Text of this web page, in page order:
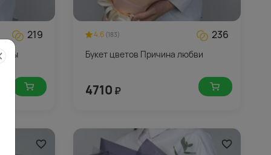
219 4.6 (183) 236
Букет цветов Причина любви
4710 ₽